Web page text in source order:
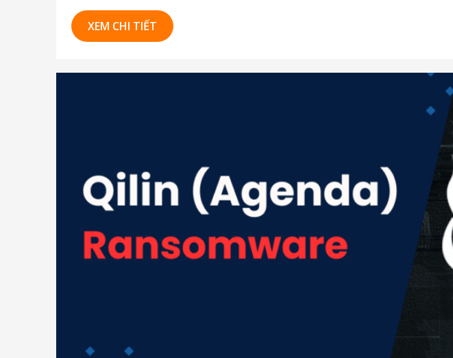
ransomware. Chỉ...
XEM CHI TIẾT